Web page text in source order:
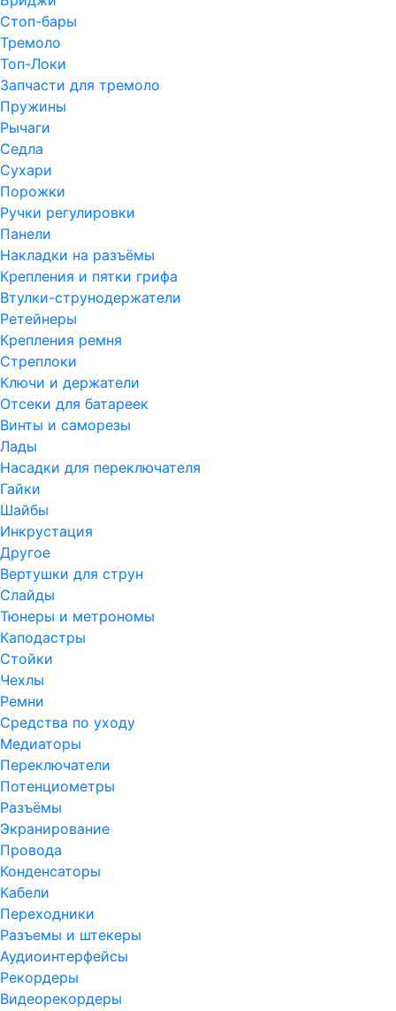
Стоп-бары
Тремоло
Топ-Локи
Запчасти для тремоло
Пружины
Рычаги
Седла
Сухари
Порожки
Ручки регулировки
Панели
Накладки на разъёмы
Крепления и пятки грифа
Втулки-струнодержатели
Ретейнеры
Крепления ремня
Стреплоки
Ключи и держатели
Отсеки для батареек
Винты и саморезы
Лады
Насадки для переключателя
Гайки
Шайбы
Инкрустация
Другое
Вертушки для струн
Слайды
Тюнеры и метрономы
Каподастры
Стойки
Чехлы
Ремни
Средства по уходу
Медиаторы
Переключатели
Потенциометры
Разъёмы
Экранирование
Провода
Конденсаторы
Кабели
Переходники
Разъемы и штекеры
Аудиоинтерфейсы
Рекордеры
Видеорекордеры